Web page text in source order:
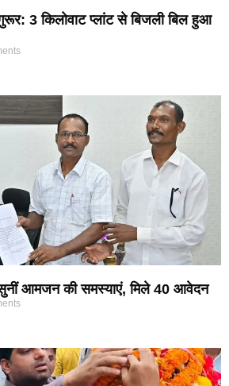
3 किलोवाट प्लांट से बिजली बिल हुआ
आमजन की समस्याएं, मिले 40 आवेदन